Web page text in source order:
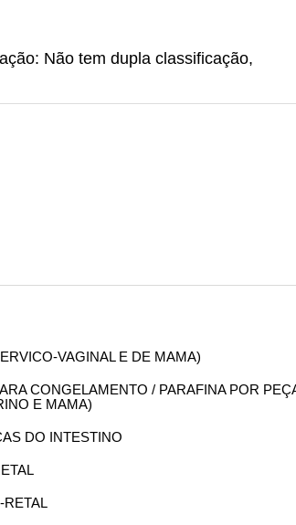
Não tem dupla classificação,
VAGINAL E DE MAMA)
CONGELAMENTO / PARAFINA POR
E MAMA)
DO INTESTINO
RETAL